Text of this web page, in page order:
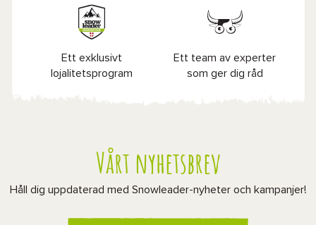
Ett exklusivt
lojalitetsprogram
Ett team av experter
som ger dig råd
Vårt nyhetsbrev
Håll dig uppdaterad med Snowleader-nyheter och kampanjer!